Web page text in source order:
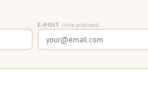
E-POST(ikke publisert)